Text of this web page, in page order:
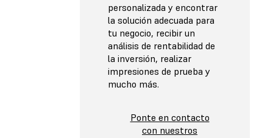
personalizada y encontrar
la solución adecuada para
tu negocio, recibir un
análisis de rentabilidad de
la inversión, realizar
impresiones de prueba y
mucho más.
Ponte en contacto
con nuestros